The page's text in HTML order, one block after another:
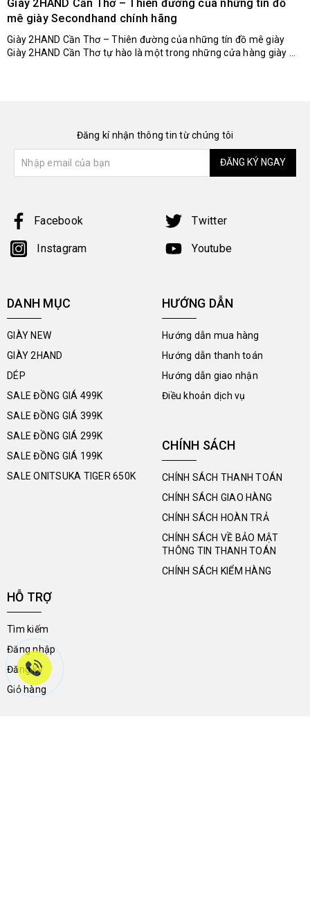
Giày 2HAND Cần Thơ – Thiên đường của những tín đồ
mê giày Secondhand chính hãng
Giày 2HAND Cần Thơ – Thiên đường của những tín đồ mê giày
Giày 2HAND Cần Thơ tự hào là một trong những cửa hàng giày ...
Đăng kí nhận thông tin từ chúng tôi
ĐĂNG KÝ NGAY
Facebook Twitter
Instagram Youtube
DANH MỤC
GIÀY NEW
GIÀY 2HAND
DÉP
SALE ĐỒNG GIÁ 499K
SALE ĐỒNG GIÁ 399K
SALE ĐỒNG GIÁ 299K
SALE ĐỒNG GIÁ 199K
SALE ONITSUKA TIGER 650K
HƯỚNG DẪN
Hướng dẫn mua hàng
Hướng dẫn thanh toán
Hướng dẫn giao nhận
Điều khoản dịch vụ
CHÍNH SÁCH
CHÍNH SÁCH THANH TOÁN
CHÍNH SÁCH GIAO HÀNG
CHÍNH SÁCH HOÀN TRẢ
CHÍNH SÁCH VỀ BẢO MẬT
THÔNG TIN THANH TOÁN
CHÍNH SÁCH KIỂM HÀNG
HỖ TRỢ
Tìm kiếm
Đăng nhập
Đăng ký
Giỏ hàng